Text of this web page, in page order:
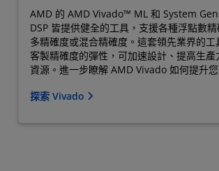
AMD 的 AMD Vivado™ ML 和 System
DSP 皆提供健全的工具，支援各種浮點數
多精確度或混合精確度。這套領先業界的
客製精確度的彈性，可加速設計、提高生產
資源。進一步瞭解 AMD Vivado 如何提升您
探索 Vivado